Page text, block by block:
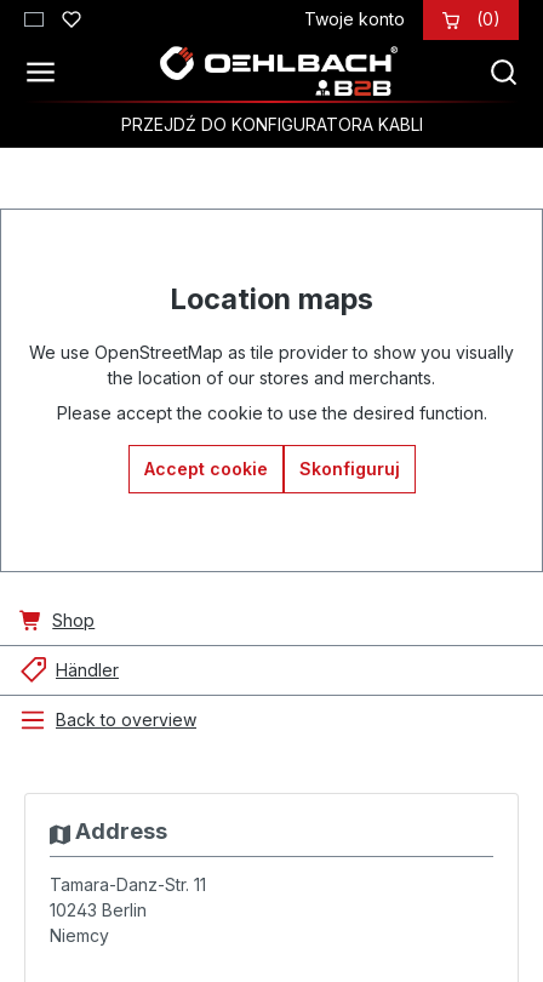
Przejdź do głównej zawartości Twoje konto (0)
PRZEJDŹ DO KONFIGURATORA KABLI
Location maps
We use OpenStreetMap as tile provider to show you visually
the location of our stores and merchants.
Please accept the cookie to use the desired function.
Accept cookie Skonfiguruj
Shop
Händler
Back to overview
Address
Tamara-Danz-Str. 11
10243 Berlin
Niemcy